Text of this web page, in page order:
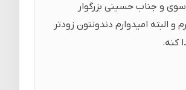
و جناب حسینی بزرگوار
و البته امیدوارم دندونتون زودتر
کنه.